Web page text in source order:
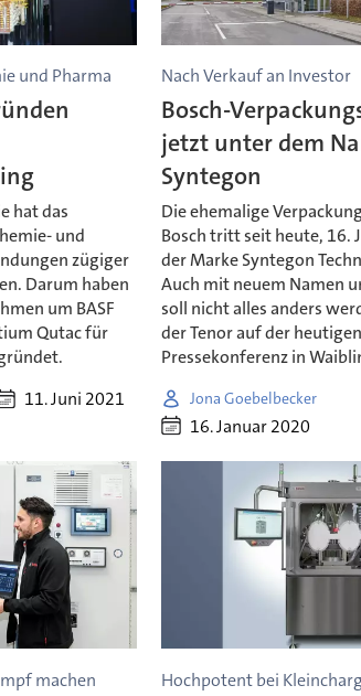
und Pharma
hat das
und
zügiger
Darum haben
um BASF
Qutac für
11. Juni 2021
Nach Verkauf an Investor
Bosch-
jetzt unter dem
Syntegon
Die ehemalige
Bosch tritt seit heute, 16.
der Marke Syntegon
Auch mit neuem Namen
soll nicht alles anders
der Tenor auf der heutigen
Pressekonferenz in
Jona Goebelbecker
16. Januar 2020
machen Hochpotent bei